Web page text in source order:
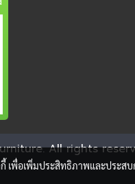
All rights
เพื่อเพิ่มประสิทธิภาพและประส